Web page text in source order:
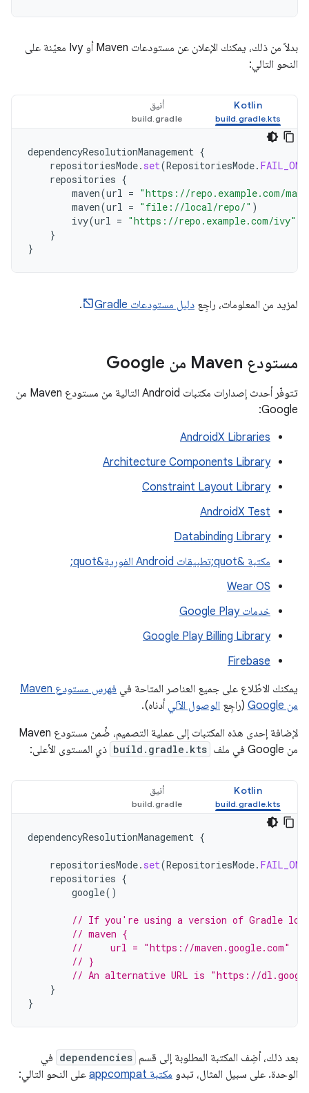
بدلاً من ذلك، يمكنك الإعلان عن مستودعات Maven أو Ivy معيّنة على
النحو التالي:
Kotlin أنيق
dependencyResolutionManagement {
repositoriesMode. set(RepositoriesMode.
repositories {
maven(url = "https://repo.example.com/
maven(url = "file://local/repo/" )
ivy(url = "https://repo.example.com/ivy"
}
}
لمزيد من المعلومات، راجِع دليل مستودعات Gradle .
مستودع Maven من Google
تتوفّر أحدث إصدارات مكتبات Android التالية من مستودع Maven من
Google:
AndroidX Libraries
Architecture Components Library
Constraint Layout Library
AndroidX Test
Databinding Library
مكتبة &quot;تطبيقات Android الفورية&quot;
Wear OS
خدمات Google Play
Google Play Billing Library
Firebase
يمكنك الاطّلاع على جميع العناصر المتاحة في
فهرس مستودع Maven
من Google
(راجِع الوصول الآلي أدناه).
لإضافة إحدى هذه المكتبات إلى عملية التصميم، ضِّمن مستودع Maven
من Google في ملف
build.gradle.kts ذي المستوى الأعلى:
Kotlin أنيق
dependencyResolutionManagement {
repositoriesMode. set(RepositoriesMode.
repositories {
google()
// If you're using a version of Gradle
// maven {
//     url = "https://maven.google.com"
// }
// An alternative URL is "https://
}
}
بعد ذلك، أضِف المكتبة المطلوبة إلى قسم dependencies في
الوحدة. على سبيل المثال، تبدو مكتبة appcompat على النحو التالي: